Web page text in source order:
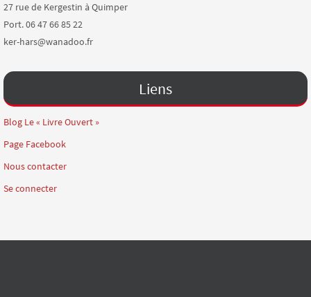
27 rue de Kergestin à Quimper
Port. 06 47 66 85 22
ker-hars@wanadoo.fr
Liens
Blog Le « Livre Ouvert »
Page Facebook
Nous contacter
Se connecter